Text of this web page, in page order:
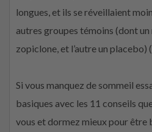
longues, et ils se réveillaient
autres groupes témoins (dont
zopiclone, et l’autre un placebo)
Si vous manquez de sommeil
basiques avec les 11 conseils
vous et dormez mieux pour